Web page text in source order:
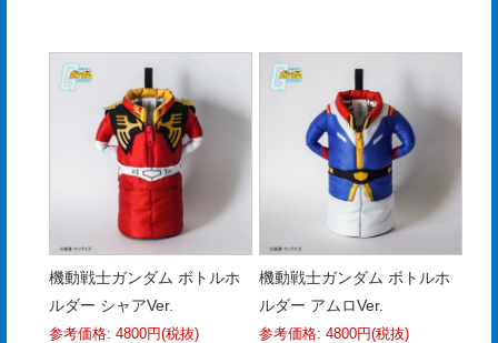
念
沿
革
個
人
情
報
取
機動戦士ガンダム ボトルホ
ルダー シャアVer.
参考価格: 4800円(税抜)
機動戦士ガンダム ボトルホ
ルダー アムロVer.
参考価格: 4800円(税抜)